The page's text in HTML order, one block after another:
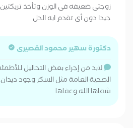
زوجتى ضعيفه فى الوزن وتأخذ
جيدا دون أى تقدم ايه الحل
دكتورة سهير محمود القصيرى
لابد من إجراء بعض التحاليل
الصحية العامة مثل السكر وجود ديدان.
شفاها الله وعفاها